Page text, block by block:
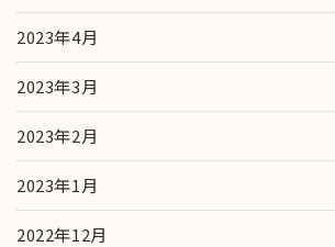
2023年4月
2023年3月
2023年2月
2023年1月
2022年12月